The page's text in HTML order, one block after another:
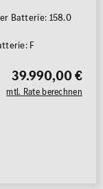
Batterie: 158.0
F
39.990,00 €
mtl. Rate berechnen